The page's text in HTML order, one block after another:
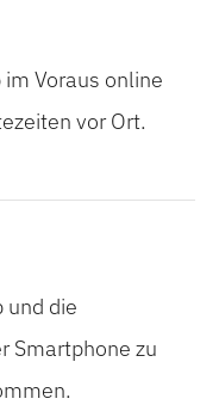
Voraus online
vor Ort.
und die
Smartphone zu